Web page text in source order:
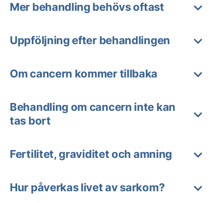
Mer behandling behövs oftast
Uppföljning efter behandlingen
Om cancern kommer tillbaka
Behandling om cancern inte kan
tas bort
Fertilitet, graviditet och amning
Hur påverkas livet av sarkom?